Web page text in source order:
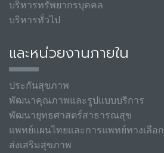
บริหารทรัพยากรบุคคล
บริหารทั่วไป
และหน่วยงานภายใน
ประกันสุขภาพ
พัฒนาคุณภาพและรูปแบบบริการ
พัฒนายุทธศาสตร์สาธารณสุข
แพทย์แผนไทยและการแพทย์ทางเลือก
ส่งเสริมสุขภาพ